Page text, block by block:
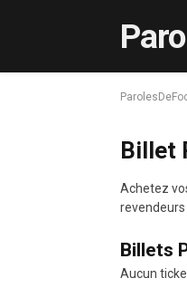
Billet
Achetez
revendeurs
Billets
Aucun